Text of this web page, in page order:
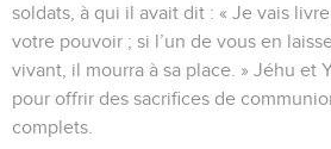
soldats, à qui il avait dit : « Je vais
votre pouvoir ; si l’un de vous en
vivant, il mourra à sa place. » Jéhu et
pour offrir des sacrifices de
complets.